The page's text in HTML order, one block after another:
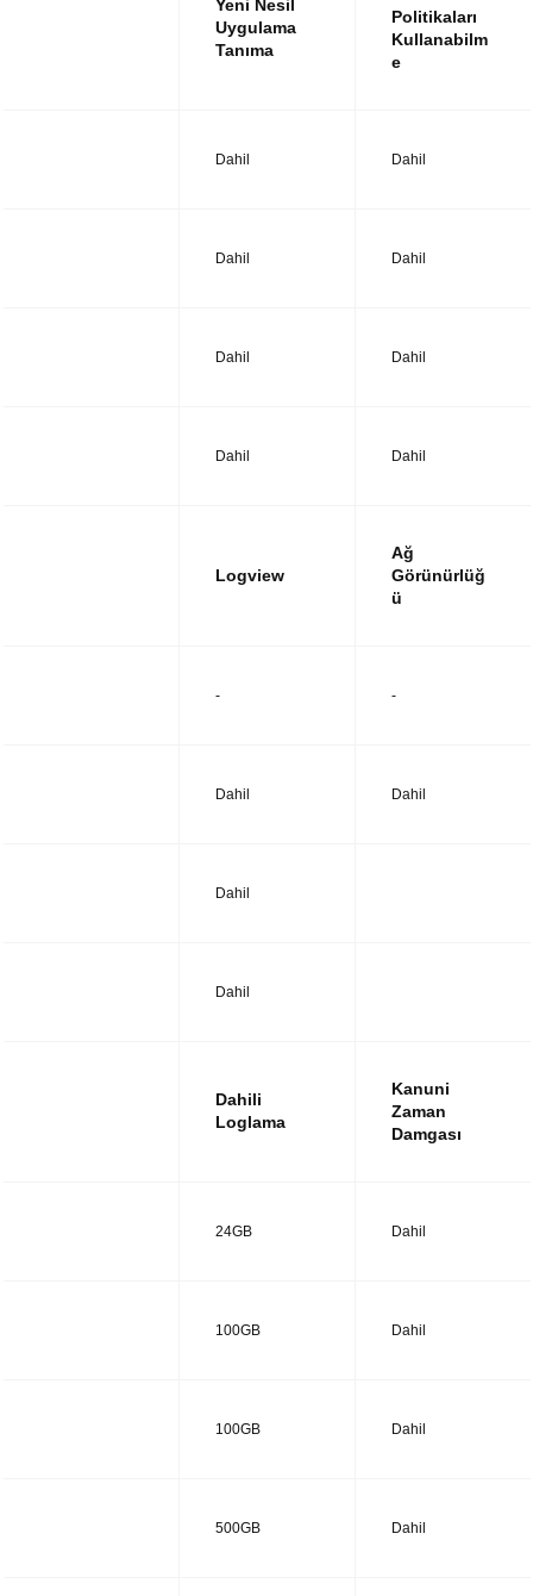
Yeni Nesil
Uygulama
Tanıma
Politikaları
Kullanabilm
e
Dahil Dahil
Dahil Dahil
Dahil Dahil
Dahil Dahil
Logview
Ağ
Görünürlüğ
ü
- -
Dahil Dahil
Dahil
Dahil
Dahili
Loglama
Kanuni
Zaman
Damgası
24GB Dahil
100GB Dahil
100GB Dahil
500GB Dahil